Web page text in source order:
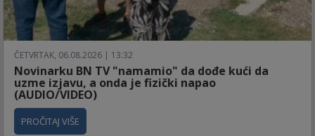
ČETVRTAK, 06.08.2026 | 13:32
Novinarku BN TV "namamio" da dođe kući da
uzme izjavu, a onda je fizički napao
(AUDIO/VIDEO)
PROČITAJ VIŠE